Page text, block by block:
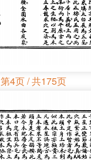
第4页 / 共175页